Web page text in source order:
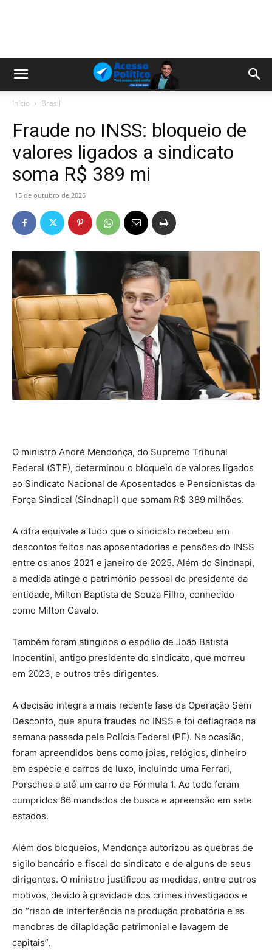
Início Brasil
Fraude no INSS: bloqueio de
valores ligados a sindicato
soma R$ 389 mi
15 de outubro de 2025
O ministro André Mendonça, do Supremo Tribunal
Federal (STF), determinou o bloqueio de valores ligados
ao Sindicato Nacional de Aposentados e Pensionistas da
Força Sindical (Sindnapi) que somam R$ 389 milhões.
A cifra equivale a tudo que o sindicato recebeu em
descontos feitos nas aposentadorias e pensões do INSS
entre os anos 2021 e janeiro de 2025. Além do Sindnapi,
a medida atinge o patrimônio pessoal do presidente da
entidade, Milton Baptista de Souza Filho, conhecido
como Milton Cavalo.
Também foram atingidos o espólio de João Batista
Inocentini, antigo presidente do sindicato, que morreu
em 2023, e outros três dirigentes.
A decisão integra a mais recente fase da Operação Sem
Desconto, que apura fraudes no INSS e foi deflagrada na
semana passada pela Polícia Federal (PF). Na ocasião,
foram apreendidos bens como joias, relógios, dinheiro
em espécie e carros de luxo, incluindo uma Ferrari,
Porsches e até um carro de Fórmula 1. Ao todo foram
cumpridos 66 mandados de busca e apreensão em sete
estados.
Além dos bloqueios, Mendonça autorizou as quebras de
sigilo bancário e fiscal do sindicato e de alguns de seus
dirigentes. O ministro justificou as medidas, entre outros
motivos, devido à gravidade dos crimes investigados e
do “risco de interferência na produção probatória e as
manobras de dilapidação patrimonial e lavagem de
capitais”.